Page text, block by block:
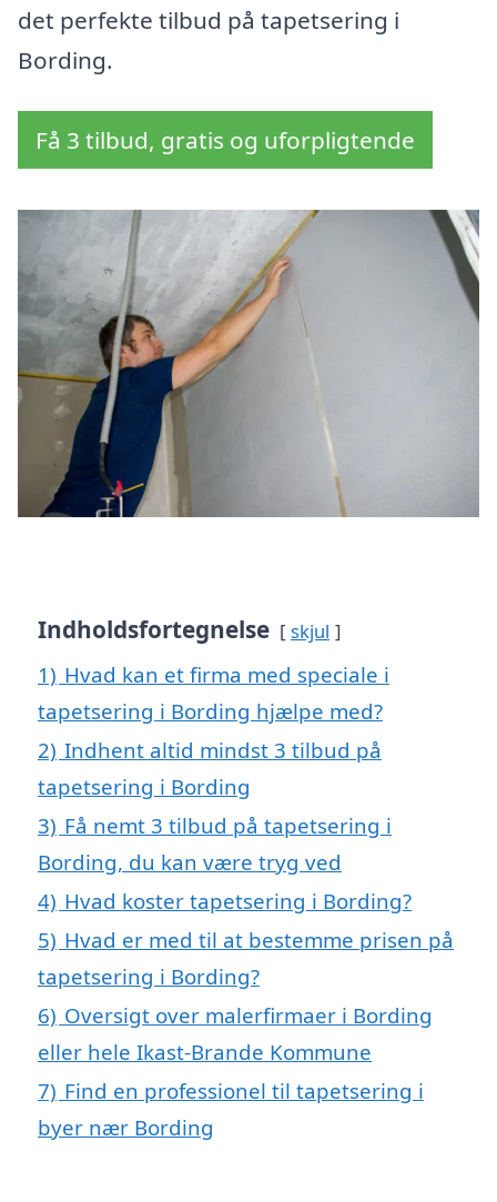
det perfekte tilbud på tapetsering i
Bording.
Få 3 tilbud, gratis og uforpligtende
Indholdsfortegnelse skjul
1) Hvad kan et firma med speciale i
tapetsering i Bording hjælpe med?
2) Indhent altid mindst 3 tilbud på
tapetsering i Bording
3) Få nemt 3 tilbud på tapetsering i
Bording, du kan være tryg ved
4) Hvad koster tapetsering i Bording?
5) Hvad er med til at bestemme prisen på
tapetsering i Bording?
6) Oversigt over malerfirmaer i Bording
eller hele Ikast-Brande Kommune
7) Find en professionel til tapetsering i
byer nær Bording